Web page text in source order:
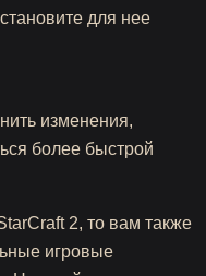
для нее
изменения,
более быстрой
2, то вам также
игровые